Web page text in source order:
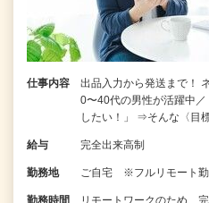
仕事内容
出品入力から発送まで！
0〜40代の男性が活躍中／
したい！」 ⇒そんな〈目
給与 完全出来高制
勤務地 ご自宅 ※フルリモート